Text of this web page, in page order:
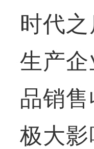
时代
生产
品销
极大